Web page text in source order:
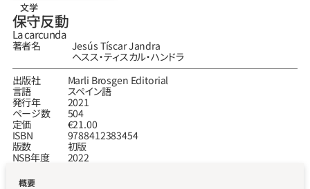
文学
保守反動
La carcunda
著者名
Jesús Tíscar Jandra
ヘスス‧ティスカル‧ハンドラ
出版社
Marli Brosgen Editorial
言語
スペイン語
発行年
2021
ページ数
504
定価
€21.00
ISBN
9788412383454
版数
初版
NSB年度
2022
概要